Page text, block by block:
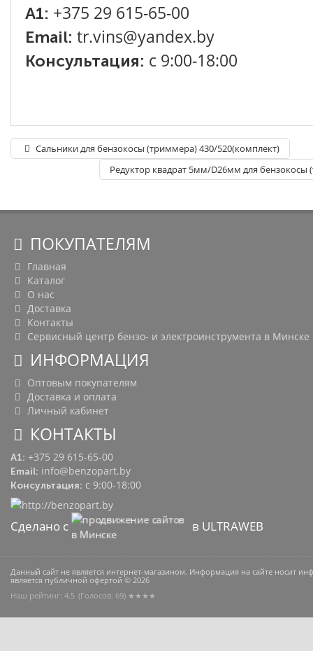
A1: +375 29 615-65-00
Email: tr.vins@yandex.by
Консультация: с 9:00-18:00
Сальники для бензокосы (триммера) 430/520(комплект)
Редуктор квадрат 5мм/D26мм для
ПОКУПАТЕЛЯМ
Главная
Каталог
О нас
Доставка
Контакты
Сервисный центр бензо- и электроинструмента в Минске
ИНФОРМАЦИЯ
Оптовым покупателям
Доставка и оплата
Личный кабинет
КОНТАКТЫ
A1: +375 29 615-65-00
Email: info@benzopart.by
Консультация: с 9:00-18:00
Сделано с в ULTRAWEB
Данный сайт не является интернет-магазином. Информация на сайте носит
является публичной офертой © 2026
Наш рейтинг: 4.5 (Голосов: 69) ★★★★